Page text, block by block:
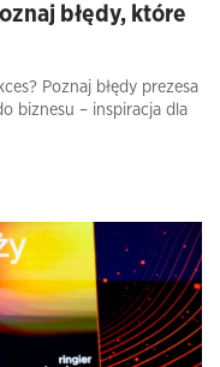
błędy, które
Poznaj błędy prezesa
biznesu – inspiracja dla